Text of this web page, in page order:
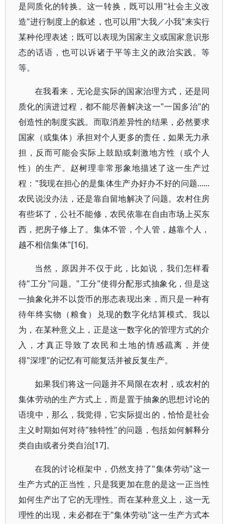
是同质化的转换。这一转换，既可以用"社会主义改
造"进行制度上的叙述，也可以用"大我／小我"来实行
某种伦理表述；既可以表现为国家主义或国家意识形
态的话语，也可以诉诸于平等主义的政治实践。等
等。
在我看来，无论是实际的国家治理方式，还是同
质化的演进过程，都不能尽善解决这一"一国多治"的
创造性的制度实践。而取消差异性的结果，必然要求
国家（或集体）承担对个人更多的责任，如果无力承
担，反而可能会实际上鼓励或刺激地方性（或个人
性）的生产。赵树理非常形象地描述了这一生产过
程："我现在担心的是集体生产办好办不好的问题......
农民说没办法，还是靠自留地解决了问题。农村住房
有些坏了，公社不能修，农民依靠在自由市场上买东
西，把房子修上了。集体不管，个人管，越靠个人，
越不相信集体"[16]。
当然，原因并不仅于此，比如说，我们怎样看
待"工分"问题。"工分"使得分配形式抽象化，但是这
一抽象化并不以货币的形态表现出来，而只是一种有
待年终实物（粮食）兑现的数字化结算模式。我以
为，在某种意义上，正是这一数字化的管理方式的介
入，才真正导致了农民和土地的情感疏离，并使
得"深埋"的记忆有可能复活并被反复生产。
如果我们将这一问题并不局限在农村，或农村的
集体劳动的生产方式上，而是置于抽象的思想讨论的
语境中，那么，我觉得，它实际提出的，恰恰是社会
主义时期如何对待"独特性"的问题，包括如何解释分
类自由或者分类自治[17]。
在我的讨论框架中，仍然支持了"集体劳动"这一
生产方式的正当性，只是我更加在意的是这一正当性
如何生产出了它的无理性。而在某种意义上，这一无
理性的出现，未必都在于"集体劳动"这一生产方式本